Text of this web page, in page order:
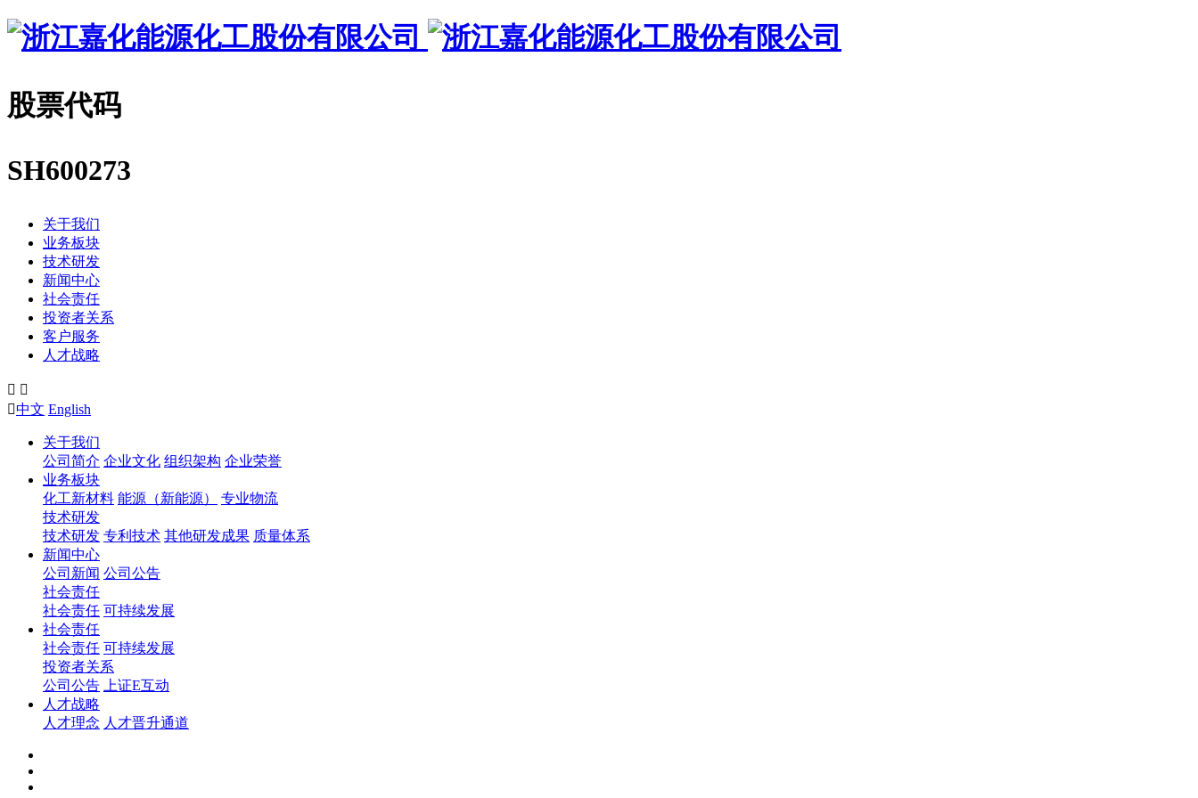
股票代码
SH600273
关于我们
业务板块
技术研发
新闻中心
社会责任
投资者关系
客户服务
人才战略
 
中文 English
关于我们
公司简介 企业文化 组织架构 企业荣誉
业务板块
化工新材料 能源（新能源）
专业物流
技术研发
技术研发 专利技术 其他研发成果 质量体系
新闻中心
公司新闻 公司公告
社会责任
社会责任 可持续发展
社会责任
社会责任 可持续发展
投资者关系
公司公告 上证E互动
人才战略
人才理念 人才晋升通道